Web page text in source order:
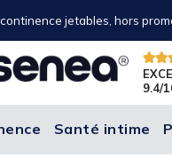
jetables, hors
9.4/
Santé intime